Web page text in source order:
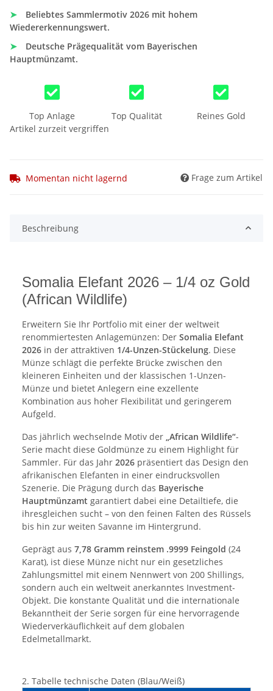
➤
Beliebtes Sammlermotiv 2026 mit hohem
Wiedererkennungswert.
➤
Deutsche Prägequalität vom Bayerischen
Hauptmünzamt.
Top Anlage Top Qualität
Reines Gold
Artikel zurzeit vergriffen
Momentan nicht lagernd Frage zum Artikel
Beschreibung
Somalia Elefant 2026 – 1/4 oz Gold
(African Wildlife)
Erweitern Sie Ihr Portfolio mit einer der weltweit
renommiertesten Anlagemünzen: Der Somalia Elefant
2026 in der attraktiven 1/4-Unzen-Stückelung. Diese
Münze schlägt die perfekte Brücke zwischen den
kleineren Einheiten und der klassischen 1-Unzen-
Münze und bietet Anlegern eine exzellente
Kombination aus hoher Flexibilität und geringerem
Aufgeld.
Das jährlich wechselnde Motiv der „African Wildlife“-
Serie macht diese Goldmünze zu einem Highlight für
Sammler. Für das Jahr 2026 präsentiert das Design den
afrikanischen Elefanten in einer eindrucksvollen
Szenerie. Die Prägung durch das Bayerische
Hauptmünzamt garantiert dabei eine Detailtiefe, die
ihresgleichen sucht – von den feinen Falten des Rüssels
bis hin zur weiten Savanne im Hintergrund.
Geprägt aus 7,78 Gramm reinstem .9999 Feingold (24
Karat), ist diese Münze nicht nur ein gesetzliches
Zahlungsmittel mit einem Nennwert von 200 Shillings,
sondern auch ein weltweit anerkanntes Investment-
Objekt. Die konstante Qualität und die internationale
Bekanntheit der Serie sorgen für eine hervorragende
Wiederverkäuflichkeit auf dem globalen
Edelmetallmarkt.
2. Tabelle technische Daten (Blau/Weiß)